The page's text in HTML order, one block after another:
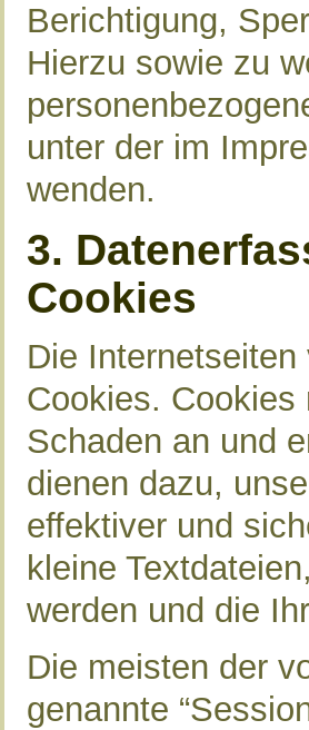
Berichtigung,
Hierzu sowie zu
unter der im
wenden.
3.
Cookies
Die
Cookies.
Schaden an und
dienen dazu,
effektiver und
kleine
werden und die
Die meisten der
genannte